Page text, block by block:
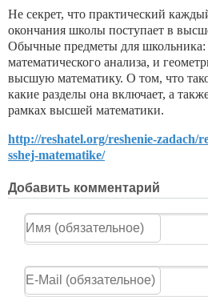
Не секрет, что практический
окончания школы поступает в
Обычные предметы для школьника:
математического анализа, и
высшую математику. О том, что
какие разделы она включает, а
рамках высшей математики.
http://reshatel.org/reshenie-zadach/
sshej-matematike/
Добавить комментарий